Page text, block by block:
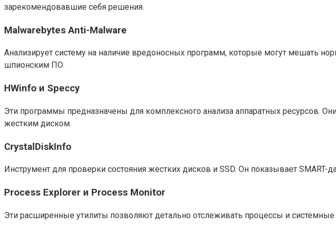
зарекомендовавшие себя решения.
Malwarebytes Anti-Malware
Анализирует систему на наличие вредоносных программ, которые могут мешать
шпионским ПО.
HWinfo и Speccy
Эти программы предназначены для комплексного анализа аппаратных ресурсов.
жестким диском.
CrystalDiskInfo
Инструмент для проверки состояния жестких дисков и SSD. Он показывает
Process Explorer и Process Monitor
Эти расширенные утилиты позволяют детально отслеживать процессы и